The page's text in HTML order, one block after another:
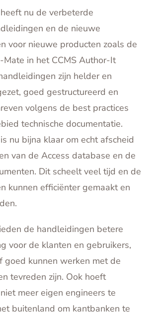
nu de verbeterde
en de nieuwe
voor nieuwe producten zoals de
Mate in het CCMS Author-It
zijn helder en
goed gestructureerd en
volgens de best practices
technische documentatie.
nu bijna klaar om echt afscheid
van de Access database en de
Dit scheelt veel tijd en de
kunnen efficiënter gemaakt en
de handleidingen betere
voor de klanten en gebruikers,
goed kunnen werken met de
tevreden zijn. Ook hoeft
meer eigen engineers te
buitenland om kantbanken te